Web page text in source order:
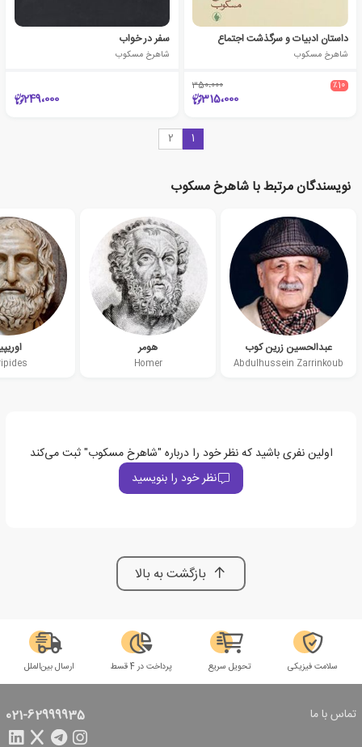
داستان ادبیات و سرگذشت اجتماع
شاهرخ مسکوب
٪10 350،000
315،000
سفر در خواب
شاهرخ مسکوب
249،000
1
2
نویسندگان مرتبط با شاهرخ مسکوب
عبدالحسین زرین کوب
Abdulhussein Zarrinkoub
هومر
Homer
اولین نفری باشید که نظر خود را درباره "شاهرخ مسکوب" ثبت می‌کند
نظر خود را بنویسید
بازگشت به بالا
سلامت فیزیکی تحویل سریع پرداخت در 4 قسط ارسال بین‌الملل
تماس با ما 021-62999935